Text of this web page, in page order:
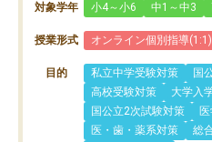
対象学年 小4～小6 中1～中3
授業形式 オンライン個別指導(1:1)
目的 私立中学受験対策
国
高校受験対策
大学入
国公立2次試験対策
医・歯・薬系対策
総